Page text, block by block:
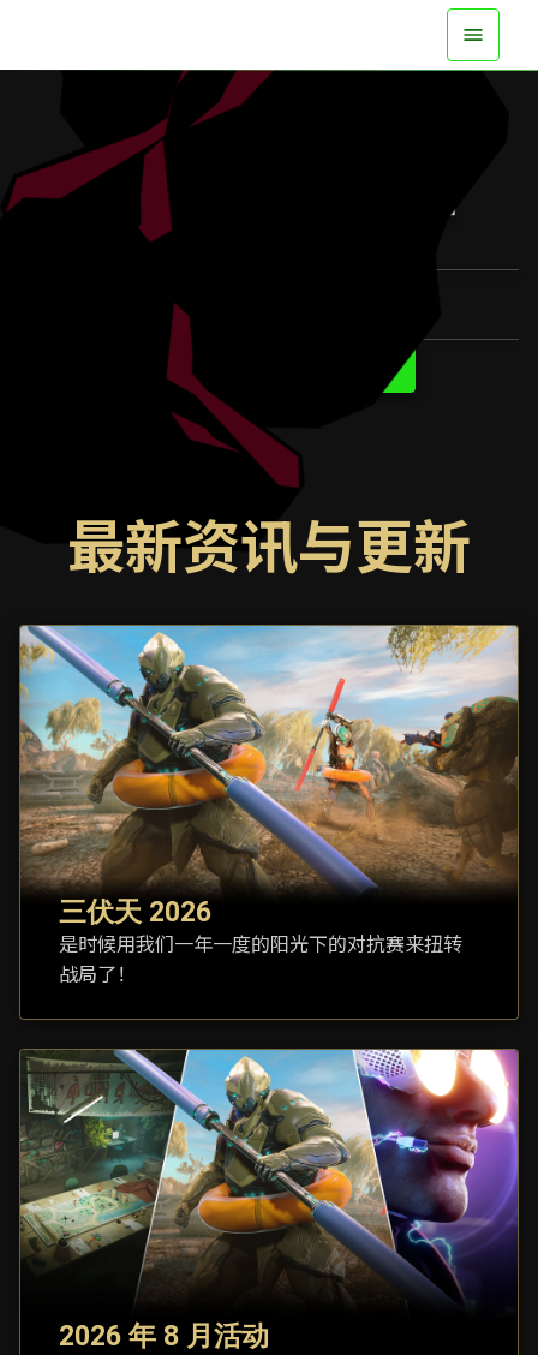
现已在所有平台登场
观看预告片
最新资讯与更新
三伏天 2026
是时候用我们一年一度的阳光下的对抗赛来扭转
战局了！
2026 年 8 月活动